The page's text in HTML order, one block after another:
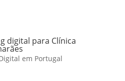
digital para Clínica
em Portugal